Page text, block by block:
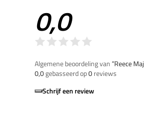
0,0
Algemene beoordeling van”Reece
0,0gebasseerd op0reviews
Schrijf een review